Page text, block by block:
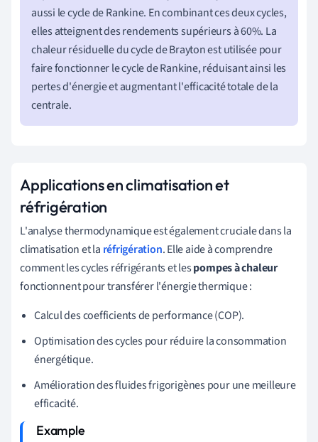
aussi le cycle de Rankine. En combinant ces deux cycles,
elles atteignent des rendements supérieurs à 60%. La
chaleur résiduelle du cycle de Brayton est utilisée pour
faire fonctionner le cycle de Rankine, réduisant ainsi les
pertes d'énergie et augmentant l'efficacité totale de la
centrale.
Applications en climatisation et
réfrigération
L'analyse thermodynamique est également cruciale dans la
climatisation et la réfrigération. Elle aide à comprendre
comment les cycles réfrigérants et lespompes à chaleur
fonctionnent pour transférer l'énergie thermique :
Calcul des coefficients de performance (COP).
Optimisation des cycles pour réduire la consommation
énergétique.
Amélioration des fluides frigorigènes pour une meilleure
efficacité.